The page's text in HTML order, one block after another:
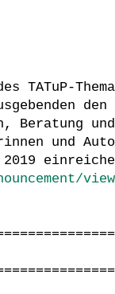
TATuP-
Beratung und
und